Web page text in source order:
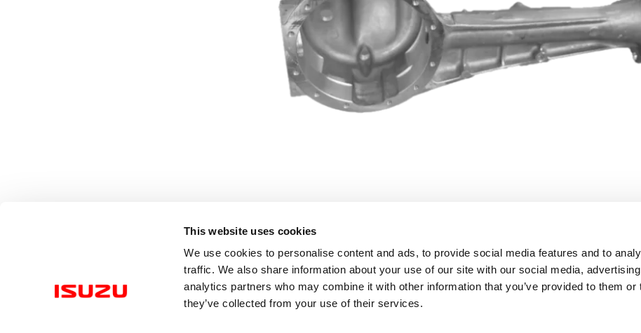
This website uses cookies
We use cookies to personalise content and ads, to provide social media features and to
traffic. We also share information about your use of our site with our social media,
analytics partners who may combine it with other information that you’ve provided to them or
they’ve collected from your use of their services.